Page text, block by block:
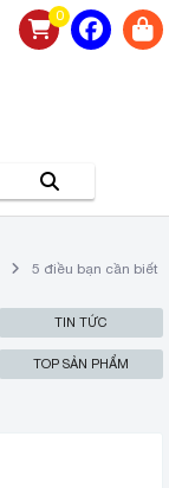
0
5 điều bạn cần biết
TIN TỨC
TOP SẢN PHẨM